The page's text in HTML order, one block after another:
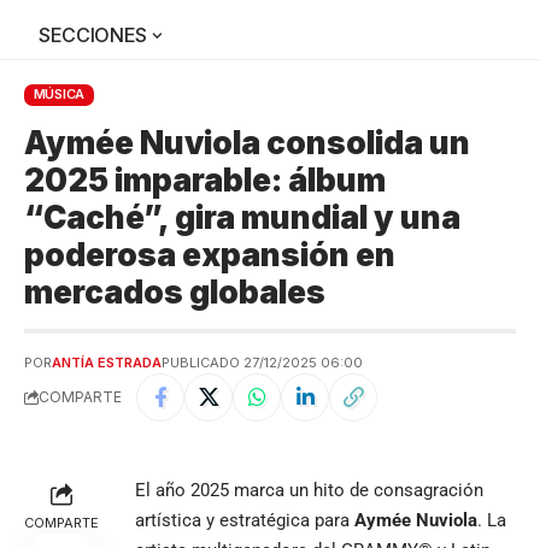
SECCIONES
MÚSICA
Aymée Nuviola consolida un
2025 imparable: álbum
“Caché”, gira mundial y una
poderosa expansión en
mercados globales
PORANTÍA ESTRADAPUBLICADO 27/12/2025 06:00
COMPARTE
COMPARTE
El año 2025 marca un hito de consagración
artística y estratégica para Aymée Nuviola. La